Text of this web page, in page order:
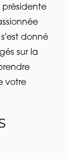
présidente
donné
sur la
votre